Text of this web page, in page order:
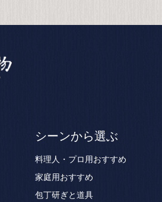
シーンから選ぶ
料理人・プロ用おすすめ
家庭用おすすめ
包丁研ぎと道具